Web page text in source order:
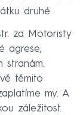
druhé
za Motoristy
agrese,
stranám.
těmito
my. A
záležitost.